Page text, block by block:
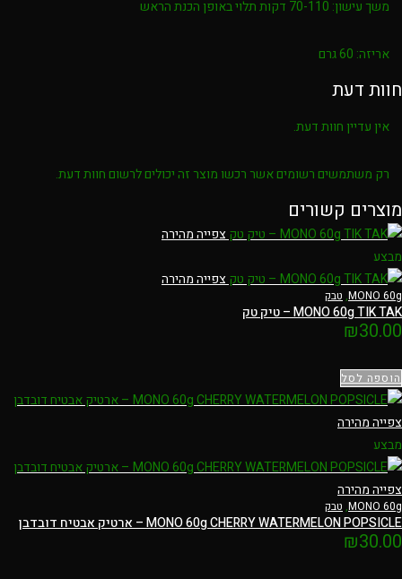
משך עישון:
אריזה:
חוות דעת
אין עדיין חוות דעת.
רק משתמשים רשומים אשר רכשו מוצר זה יכולים לרשום חוות דעת.
מוצרים קשורים
צפייה מהירה
מבצע
צפייה מהירה
MONO 60g
, טבק
MONO 60g TIK TAK – טיק טק
₪30.00
הוספה לסל
צפייה מהירה
מבצע
צפייה מהירה
MONO 60g
, טבק
MONO 60g CHERRY WATERMELON POPSICLE – ארטיק אבטיח דובדבן
₪30.00